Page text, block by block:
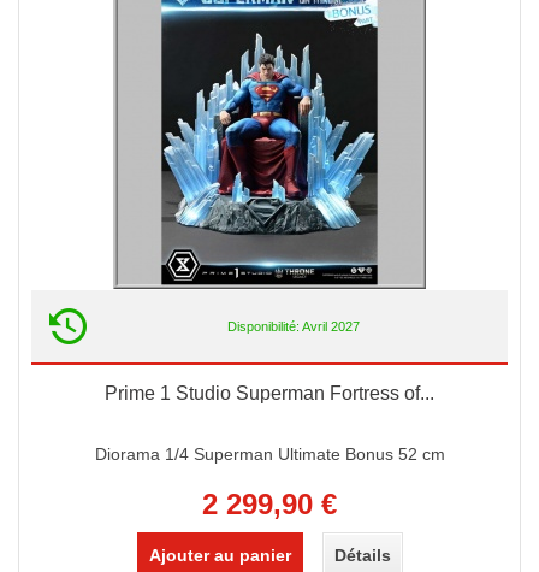
Disponibilité: Avril 2027
Prime 1 Studio Superman Fortress of...
Diorama 1/4 Superman Ultimate Bonus 52 cm
2 299,90 €
Ajouter au panier Détails